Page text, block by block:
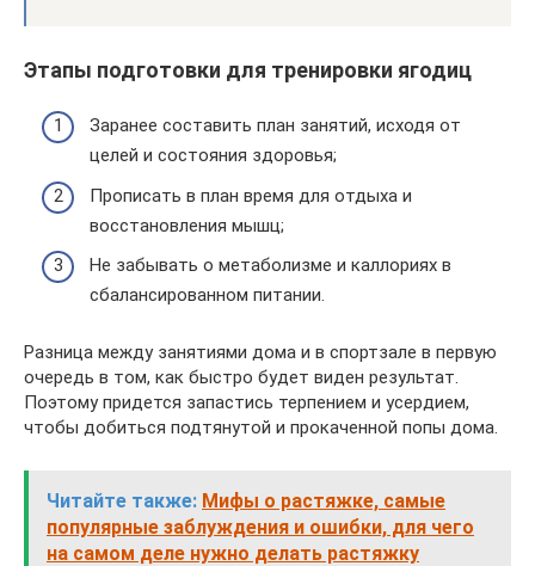
Этапы подготовки для тренировки ягодиц
Заранее составить план занятий, исходя от
целей и состояния здоровья;
Прописать в план время для отдыха и
восстановления мышц;
Не забывать о метаболизме и каллориях в
сбалансированном питании.
Разница между занятиями дома и в спортзале в первую
очередь в том, как быстро будет виден результат.
Поэтому придется запастись терпением и усердием,
чтобы добиться подтянутой и прокаченной попы дома.
Читайте также: Мифы о растяжке, самые
популярные заблуждения и ошибки, для чего
на самом деле нужно делать растяжку